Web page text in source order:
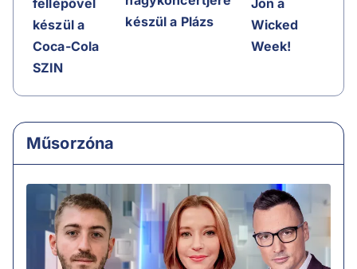
készül a
Coca-Cola
SZIN
készül a Plázs
Wicked
Week!
Műsorzóna